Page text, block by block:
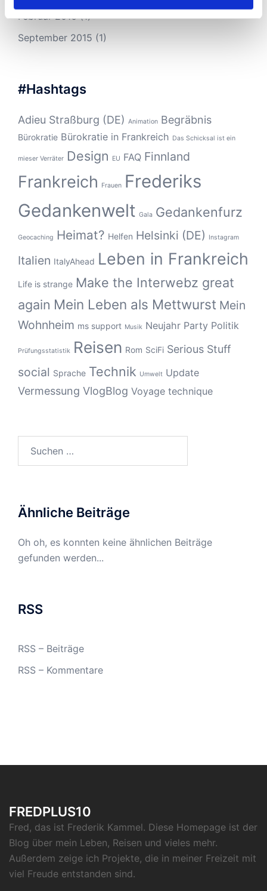
Februar 2016(1)
September 2015 (1)
#Hashtags
Adieu Straßburg (DE) Animation Begräbnis
Bürokratie Bürokratie in Frankreich Das Schicksal ist ein
mieser Verräter Design EU FAQ Finnland
Frankreich Frauen Frederiks
Gedankenwelt Gala Gedankenfurz
Geocaching Heimat? Helfen Helsinki (DE) Instagram
Italien ItalyAhead Leben in Frankreich
Life is strange Make the Interwebz great
again Mein Leben als Mettwurst Mein
Wohnheim ms support Musik Neujahr Party Politik
Prüfungsstatistik Reisen Rom SciFi Serious Stuff
social Sprache Technik Umwelt Update
Vermessung VlogBlog Voyage technique
nach:
Ähnliche Beiträge
Oh oh, es konnten keine ähnlichen Beiträge
gefunden werden...
RSS
RSS – Beiträge
RSS – Kommentare
FREDPLUS10
Fred, das ist Frederik Kammel. Diese Homepage ist der
Blog über mein Leben, Reisen und vieles mehr.
Außerdem zeige ich Projekte, die in meiner Freizeit mit
viel Freude entstanden sind.